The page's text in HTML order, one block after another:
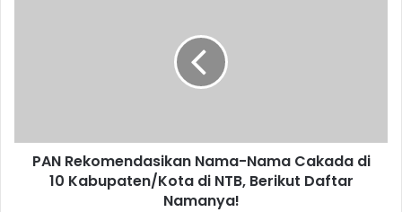
PAN Rekomendasikan Nama-Nama Cakada di
10 Kabupaten/Kota di NTB, Berikut Daftar
Namanya!